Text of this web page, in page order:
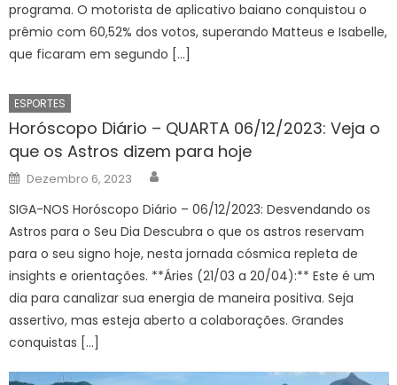
programa. O motorista de aplicativo baiano conquistou o
prêmio com 60,52% dos votos, superando Matteus e Isabelle,
que ficaram em segundo […]
ESPORTES
Horóscopo Diário – QUARTA 06/12/2023: Veja o
que os Astros dizem para hoje
Posted
on
Dezembro 6, 2023
SIGA-NOS Horóscopo Diário – 06/12/2023: Desvendando os
Astros para o Seu Dia Descubra o que os astros reservam
para o seu signo hoje, nesta jornada cósmica repleta de
insights e orientações. **Áries (21/03 a 20/04):** Este é um
dia para canalizar sua energia de maneira positiva. Seja
assertivo, mas esteja aberto a colaborações. Grandes
conquistas […]